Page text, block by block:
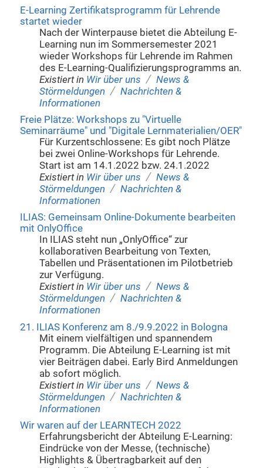
E-Learning Zertifikatsprogramm für Lehrende
startet wieder
Nach der Winterpause bietet die Abteilung E-
Learning nun im Sommersemester 2021
wieder Workshops für Lehrende im Rahmen
des E-Learning-Qualifizierungsprogramms an.
Existiert in Wir über uns / News &
Störmeldungen / Nachrichten &
Informationen
Freie Plätze: Workshops zu "Virtuelle
Seminarräume" und "Digitale Lernmaterialien/OER"
Für Kurzentschlossene: Es gibt noch Plätze
bei zwei Online-Workshops für Lehrende.
Start ist am 14.1.2022 bzw. 24.1.2022
Existiert in Wir über uns / News &
Störmeldungen / Nachrichten &
Informationen
ILIAS: Gemeinsam Online-Dokumente bearbeiten
mit OnlyOffice
In ILIAS steht nun „OnlyOffice“ zur
kollaborativen Bearbeitung von Texten,
Tabellen und Präsentationen im Pilotbetrieb
zur Verfügung.
Existiert in Wir über uns / News &
Störmeldungen / Nachrichten &
Informationen
21. ILIAS Konferenz am 8./9.9.2022 in Bologna
Mit einem vielfältigen und spannendem
Programm. Die Abteilung E-Learning ist mit
vier Beiträgen dabei. Early Bird Anmeldungen
ab sofort möglich.
Existiert in Wir über uns / News &
Störmeldungen / Nachrichten &
Informationen
Wir waren auf der LEARNTECH 2022
Erfahrungsbericht der Abteilung E-Learning:
Eindrücke von der Messe, (technische)
Highlights & Übertragbarkeit auf den